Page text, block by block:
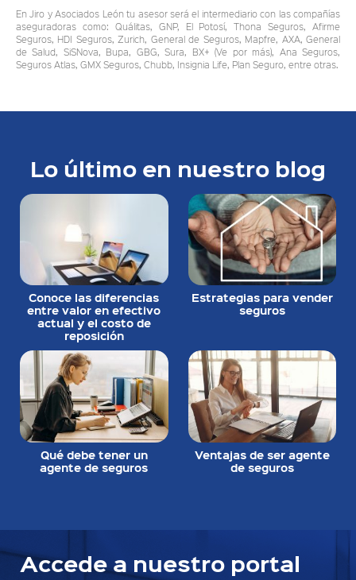
En Jiro y Asociados León tu asesor será el intermediario con las compañías
aseguradoras como: Quálitas, GNP, El Potosí, Thona Seguros, Afirme
Seguros, HDI Seguros, Zurich, General de Seguros, Mapfre, AXA, General
de Salud, SiSNova, Bupa, GBG, Sura, BX+ (Ve por más), Ana Seguros,
Seguros Atlas, GMX Seguros, Chubb, Insignia Life, Plan Seguro, entre otras.
Lo último en nuestro blog
Conoce las diferencias
entre valor en efectivo
actual y el costo de
reposición
Estrategias para vender
seguros
Qué debe tener un
agente de seguros
Ventajas de ser agente
de seguros
Accede a nuestro portal